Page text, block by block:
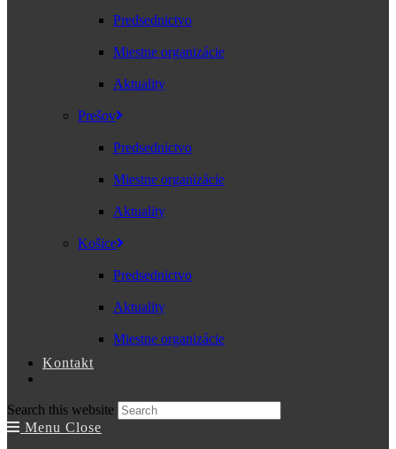
Predsednictvo
Miestne organizácie
Aktuality
Prešov
Predsednictvo
Miestne organizácie
Aktuality
Košice
Predsednictvo
Aktuality
Miestne organizácie
Kontakt
Search this website
Menu Close